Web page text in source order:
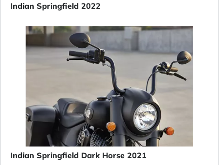
Indian Springfield 2022
Indian Springfield Dark Horse 2021